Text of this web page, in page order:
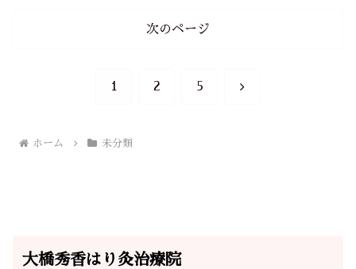
次のページ
1 2 5 次
ホーム 未分類
大橋秀香はり灸治療院